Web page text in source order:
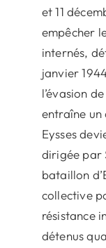
et 11
empêcher
internés,
janvier
l’évasion
entraîne un
Eysses
dirigée par
bataillon
collective
résistance
détenus